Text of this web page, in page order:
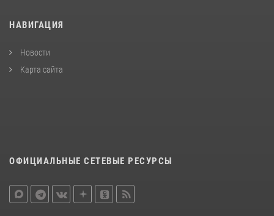
НАВИГАЦИЯ
Новости
Карта сайта
ОФИЦИАЛЬНЫЕ СЕТЕВЫЕ РЕСУРСЫ